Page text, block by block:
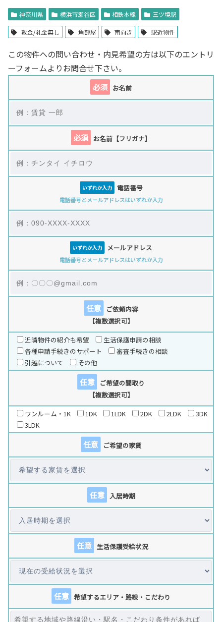
神奈川県 横浜市瀬谷区 相鉄本線 三ツ境駅
敷金/礼金無し 角部屋 南向き 駅近物件
この物件への問い合わせ・内見希望の方は以下のエントリ
ーフォームよりお問合せ下さい。
必須 お名前
必須 お名前【フリガナ】
いずれか入力 電話番号
電話番号とメールアドレスはいずれか入力
いずれか入力 メールアドレス
電話番号とメールアドレスはいずれか入力
任意
ご依頼内容
【複数選択可】
近隣物件の紹介も希望
生活保護申請の相談
各種申請手続きのサポート
審査手続きの相談
引越について
その他
任意
ご希望の間取り
【複数選択可】
ワンルーム・1K
1DK 1LDK 2DK 2LDK
3DK
3LDK
任意 ご希望の家賃
任意 入居時期
任意 生活保護受給状況
任意 希望するエリア・路線・こだわり